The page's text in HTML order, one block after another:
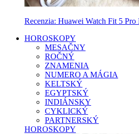
Recenzia: Huawei Watch Fit 5
HOROSKOPY
MESAČNY
ROČNÝ
ZNAMENIA
NUMERO A MÁGIA
KELTSKÝ
EGYPTSKÝ
INDIÁNSKY
CYKLICKÝ
PARTNERSKÝ
HOROSKOPY